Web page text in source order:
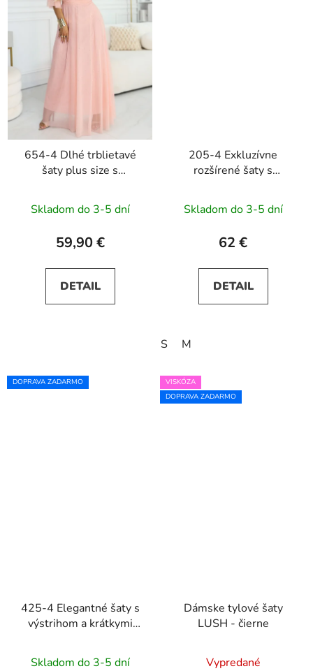
654-4 Dlhé trblietavé
šaty plus size s
priesvitnými rukávmi -
broskyňové
Skladom do 3-5 dní
59,90 €
DETAIL
205-4 Exkluzívne
rozšírené šaty s
LAURA - zelené
Skladom do 3-5 dní
62 €
DETAIL
S M
DOPRAVA ZADARMO
425-4 Elegantné šaty s
výstrihom a krátkymi
bordové
Skladom do 3-5 dní
VISKÓZA
DOPRAVA ZADARMO
Dámske tylové šaty
LUSH - čierne
Vypredané